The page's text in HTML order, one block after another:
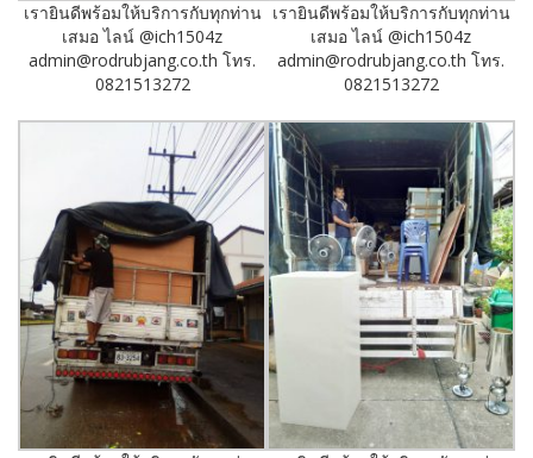
เรายินดีพร้อมให้บริการกับทุกท่าน
เสมอ ไลน์ @ich1504z
admin@rodrubjang.co.th โทร.
0821513272
เรายินดีพร้อมให้บริการกับทุกท่าน
เสมอ ไลน์ @ich1504z
admin@rodrubjang.co.th โทร.
0821513272